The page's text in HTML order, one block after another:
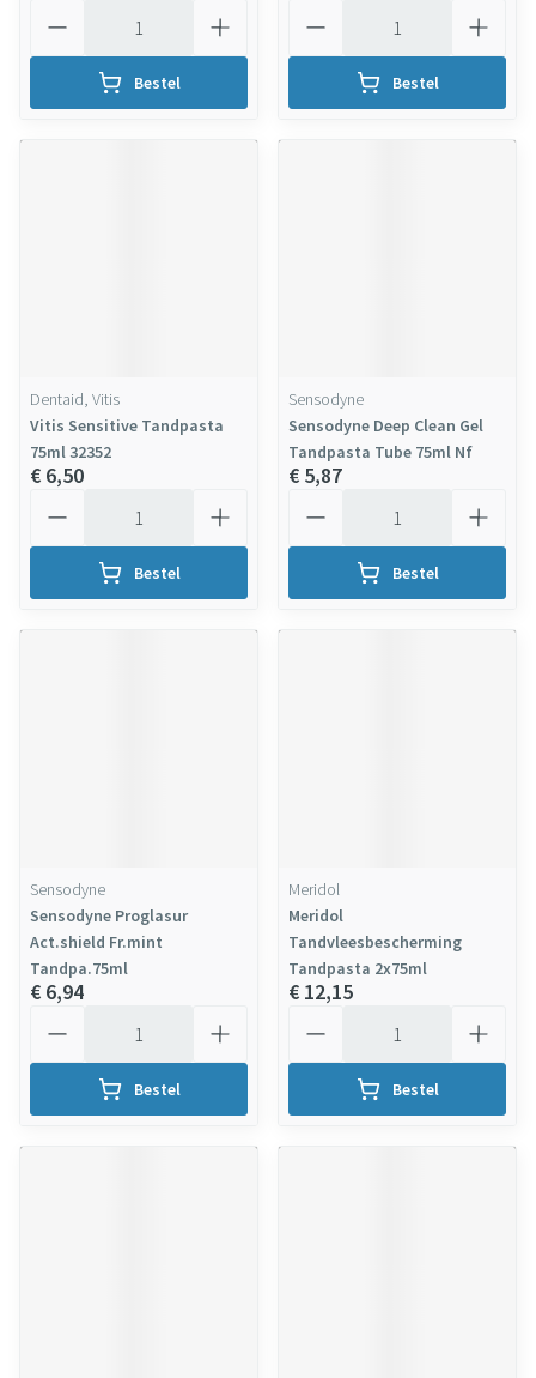
Bestel Bestel
Dentaid, Vitis
Vitis Sensitive Tandpasta
75ml 32352
€ 6,50
Bestel
Sensodyne
Sensodyne Deep Clean Gel
Tandpasta Tube 75ml Nf
€ 5,87
Bestel
Sensodyne
Sensodyne Proglasur
Act.shield Fr.mint
Tandpa.75ml
€ 6,94
Bestel
Meridol
Meridol
Tandvleesbescherming
Tandpasta 2x75ml
€ 12,15
Bestel